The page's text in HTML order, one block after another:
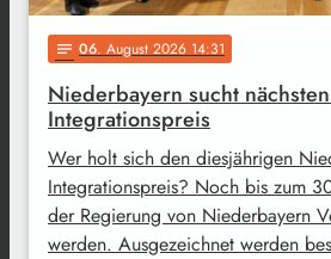
notes 06. August 2026 14:31
Niederbayern sucht
Integrationspreis
Wer holt sich den diesjährigen
Integrationspreis? Noch bis zum
der Regierung von Niederbayern
werden. Ausgezeichnet werden